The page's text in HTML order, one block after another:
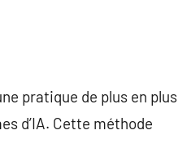
pratique de plus en plus
d’IA. Cette méthode